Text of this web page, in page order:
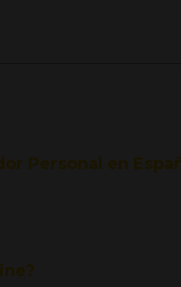
Personal en